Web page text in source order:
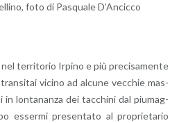
foto di Pa­squa­le D’An­cic­co
ter­ri­to­rio Ir­pi­no e più pre­ci­sa­men­te
vi­ci­no ad al­cu­ne vec­chie mas­
in lon­ta­nan­za dei tac­chi­ni dal piu­mag­
es­ser­mi pre­sen­ta­to al pro­prie­ta­rio